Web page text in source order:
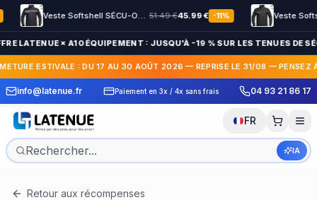
Veste Softshell SÉCU-ONE HV-TAPE Sécurité Privée noir 51.49€45.99€ -11%
LATENUE × A10 ÉQUIPEMENT : JUSQU'À -19 % SUR LES TENUES DE
ESTIVALE : DU 17 AU 30 AOÛT 2026 — REPRISE LE 31/08 — PENSEZ
info@latenue.fr
en France et
Paiement en 3x / 4x sans frais
30 jours pour
04 93 21 86 17
FR
IA
Retour aux récompenses